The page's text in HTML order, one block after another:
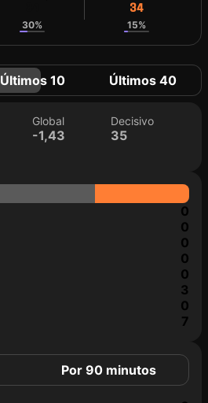
30%
34
15%
Últimos 10 Últimos 40
Global
-1,43
Decisivo
35
0
0
0
0
0
3
0
7
Por 90 minutos